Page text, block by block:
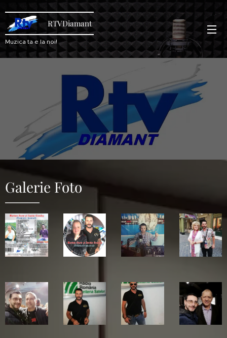
RTVDiamant
Muzica ta e la noi!
Galerie Foto